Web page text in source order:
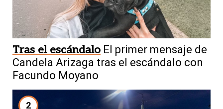
Tras el escándalo El primer mensaje de
Candela Arizaga tras el escándalo con
Facundo Moyano
2